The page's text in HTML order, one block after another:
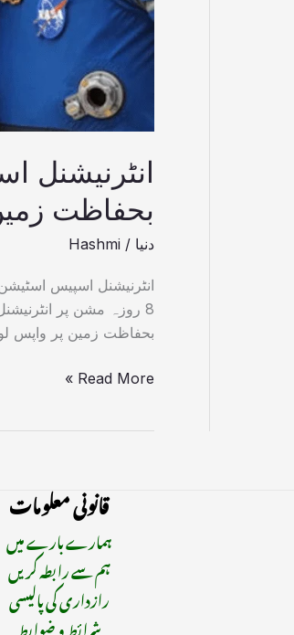
بحفاظت
دنیا /
Hashmi
بحفاظت زمین پر واپس لوٹ
آگئے
Read More »
قانونی معلومات
ہمارے بارے میں
ہم سے رابطہ کریں
رازداری کی پالیسی